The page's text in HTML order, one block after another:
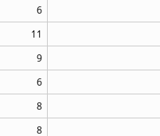
6
11
9
6
8
8